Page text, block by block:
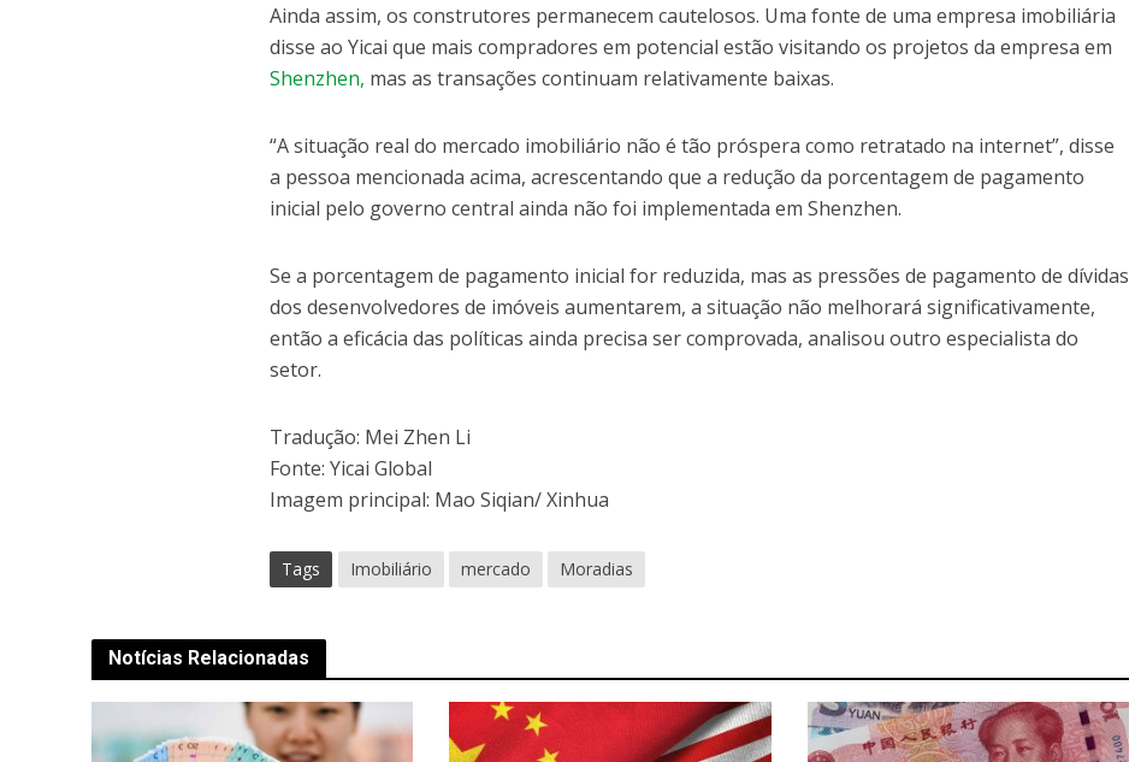
Ainda assim, os construtores permanecem cautelosos. Uma fonte de uma empresa imobiliária
disse ao Yicai que mais compradores em potencial estão visitando os projetos da empresa em
Shenzhen, mas as transações continuam relativamente baixas.
“A situação real do mercado imobiliário não é tão próspera como retratado na internet”, disse
a pessoa mencionada acima, acrescentando que a redução da porcentagem de pagamento
inicial pelo governo central ainda não foi implementada em Shenzhen.
Se a porcentagem de pagamento inicial for reduzida, mas as pressões de pagamento de dívidas
dos desenvolvedores de imóveis aumentarem, a situação não melhorará significativamente,
então a eficácia das políticas ainda precisa ser comprovada, analisou outro especialista do
setor.
Tradução: Mei Zhen Li
Fonte: Yicai Global
Imagem principal: Mao Siqian/ Xinhua
Tags Imobiliário mercado Moradias
Notícias Relacionadas